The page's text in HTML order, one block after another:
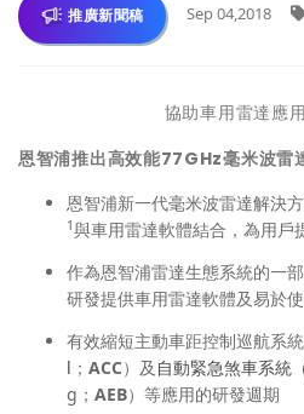
推廣新聞稿 Sep 04,2018
協助車用雷達應
恩智浦推出高效能77GHz毫米波雷
恩智浦新一代毫米波雷達解決
1與車用雷達軟體結合，為用戶
作為恩智浦雷達生態系統的一
研發提供車用雷達軟體及易於
有效縮短主動車距控制巡航系
l ； ACC）及 自動緊急煞車系統
g； AEB）等應用的研發週期